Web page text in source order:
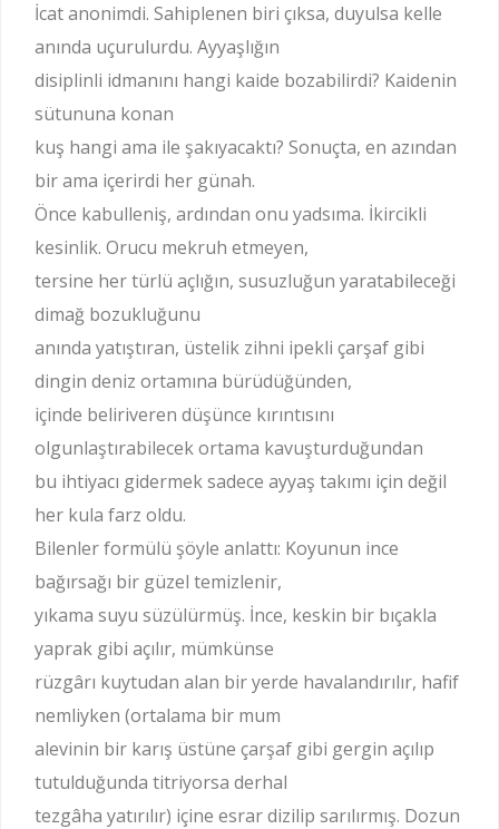
İcat anonimdi. Sahiplenen biri çıksa, duyulsa kelle
anında uçurulurdu. Ayyaşlığın
disiplinli idmanını hangi kaide bozabilirdi? Kaidenin
sütununa konan
kuş hangi ama ile şakıyacaktı? Sonuçta, en azından
bir ama içerirdi her günah.
Önce kabulleniş, ardından onu yadsıma. İkircikli
kesinlik. Orucu mekruh etmeyen,
tersine her türlü açlığın, susuzluğun yaratabileceği
dimağ bozukluğunu
anında yatıştıran, üstelik zihni ipekli çarşaf gibi
dingin deniz ortamına bürüdüğünden,
içinde beliriveren düşünce kırıntısını
olgunlaştırabilecek ortama kavuşturduğundan
bu ihtiyacı gidermek sadece ayyaş takımı için değil
her kula farz oldu.
Bilenler formülü şöyle anlattı: Koyunun ince
bağırsağı bir güzel temizlenir,
yıkama suyu süzülürmüş. İnce, keskin bir bıçakla
yaprak gibi açılır, mümkünse
rüzgârı kuytudan alan bir yerde havalandırılır, hafif
nemliyken (ortalama bir mum
alevinin bir karış üstüne çarşaf gibi gergin açılıp
tutulduğunda titriyorsa derhal
tezgâha yatırılır) içine esrar dizilip sarılırmış. Dozun